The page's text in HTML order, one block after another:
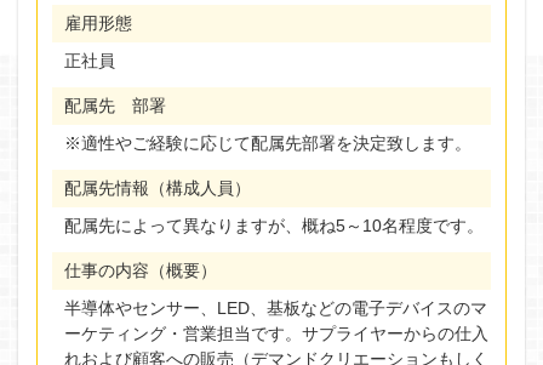
契約社員
勤務地
東京都
愛知県
雇用形態
正社員
配属先 部署
※適性やご経験に応じて配属先部署を決定致します。
配属先情報（構成人員）
配属先によって異なりますが、概ね5～10名程度です。
仕事の内容（概要）
半導体やセンサー、LED、基板などの電子デバイスのマ
ーケティング・営業担当です。サプライヤーからの仕入
れおよび顧客への販売（デマンドクリエーションもしく